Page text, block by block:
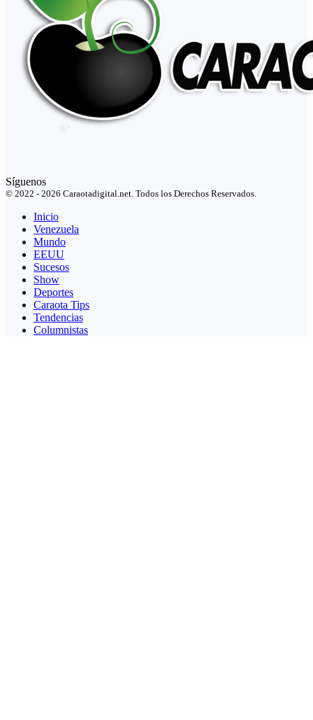
Síguenos
© 2022 - 2026 Caraotadigital.net. Todos los Derechos Reservados.
Inicio
Venezuela
Mundo
EEUU
Sucesos
Show
Deportes
Caraota Tips
Tendencias
Columnistas